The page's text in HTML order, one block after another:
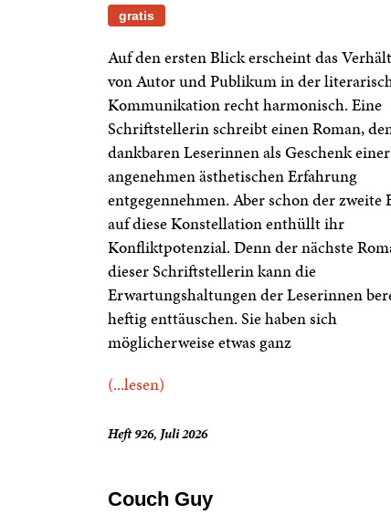
gratis
Auf den ersten Blick erscheint das
von Autor und Publikum in der
Kommunikation recht harmonisch. Eine
Schriftstellerin schreibt einen Roman,
dankbaren Leserinnen als Geschenk einer
angenehmen ästhetischen Erfahrung
entgegennehmen. Aber schon der zweite
auf diese Konstellation enthüllt ihr
Konfliktpotenzial. Denn der nächste
dieser Schriftstellerin kann die
Erwartungshaltungen der Leserinnen
heftig enttäuschen. Sie haben sich
möglicherweise etwas ganz
(...lesen)
Heft 926, Juli 2026
Couch Guy